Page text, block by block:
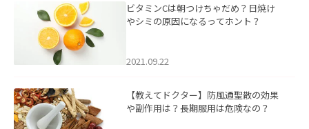
ビタミンCは朝つけちゃだめ？日焼け
やシミの原因になるってホント？
2021.09.22
【教えてドクター】防風通聖散の効果
や副作用は？長期服用は危険なの？